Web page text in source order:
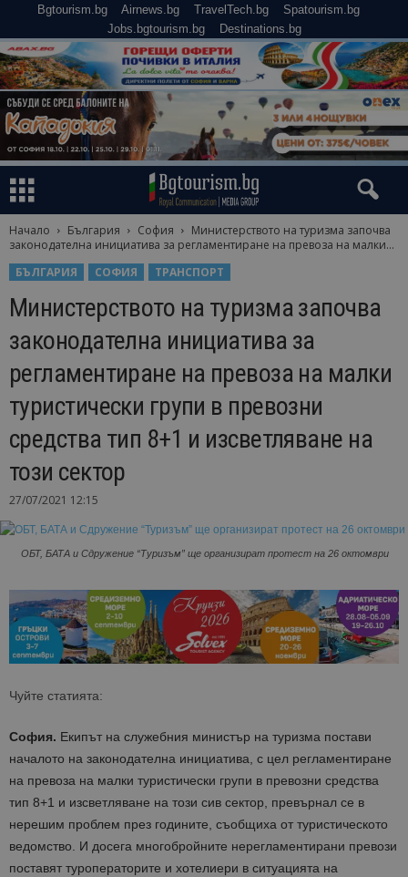
Bgtourism.bg Airnews.bg TravelTech.bg
Spatourism.bg
Jobs.bgtourism.bg
Destinations.bg
Начало България София
Министерството на туризма започва
законодателна инициатива за регламентиране на превоза на малки...
БЪЛГАРИЯ
СОФИЯ ТРАНСПОРТ
Министерството на туризма започва
законодателна инициатива за
регламентиране на превоза на малки
туристически групи в превозни
средства тип 8+1 и изсветляване на
този сектор
27/07/2021 12:15
ОБТ, БАТА и Сдружение “Туризъм” ще организират протест на 26 октомври
Чуйте статията:
София. Екипът на служебния министър на туризма постави
началото на законодателна инициатива, с цел регламентиране
на превоза на малки туристически групи в превозни средства
тип 8+1 и изсветляване на този сив сектор, превърнал се в
нерешим проблем през годините, съобщиха от туристическото
ведомство. И досега многобройните нерегламентирани превози
поставят туроператорите и хотелиери в ситуацията на